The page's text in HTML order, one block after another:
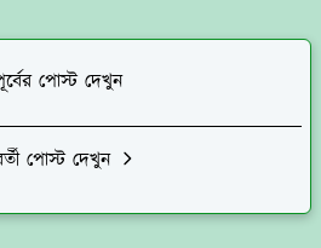
পোস্ট দেখুন
পোস্ট দেখুন